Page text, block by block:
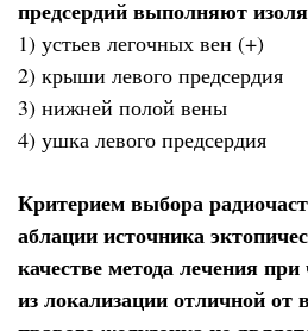
предсердий выполняют
1) устьев легочных вен (+)
2) крыши левого предсердия
3) нижней полой вены
4) ушка левого предсердия
Критерием выбора
аблации источника
качестве метода лечения
из локализации отличной от